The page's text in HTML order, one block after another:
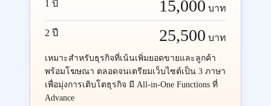
1 ปี 15,000 บาท
2 ปี 25,500 บาท
เหมาะสำหรับธุรกิจที่เน้นเพิ่มยอดขายและลูกค้า
พร้อมโฆษณา ตลอดจนเตรียมเว็บไซต์เป็น 3 ภาษา
เพื่อมุ่งการเติบโตธุรกิจ มี All-in-One Functions ที่
Advance